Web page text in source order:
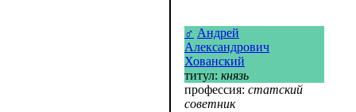
♂ Андрей
Александрович
Хованский
титул: князь
профессия: статский
советник